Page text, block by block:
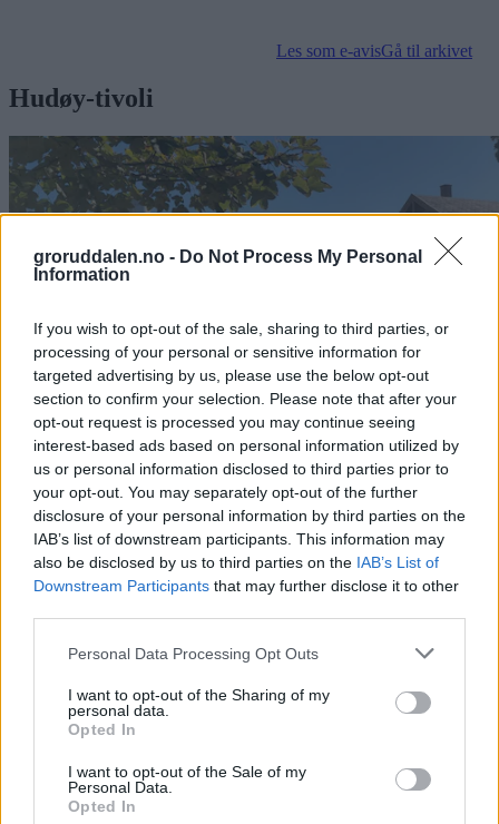
groruddalen.no - Do Not Process My Personal
Information
If you wish to opt-out of the sale, sharing to third parties, or
processing of your personal or sensitive information for
targeted advertising by us, please use the below opt-out
section to confirm your selection. Please note that after your
opt-out request is processed you may continue seeing
interest-based ads based on personal information utilized by
us or personal information disclosed to third parties prior to
your opt-out. You may separately opt-out of the further
disclosure of your personal information by third parties on the
IAB’s list of downstream participants. This information may
also be disclosed by us to third parties on the IAB’s List of
Downstream Participants that may further disclose it to other
Personal Data Processing Opt Outs
I want to opt-out of the Sharing of my
personal data.
Opted In
I want to opt-out of the Sale of my
Personal Data.
Opted In
Les som e-avisGå til arkivet
Hudøy-tivoli
Jubileumsfest med røtter i Hudøy-
tradisjonen på Grorud skole
Abonnement
Logg inn
Kontakt
Trondheimsveien 459
0962 Oslo